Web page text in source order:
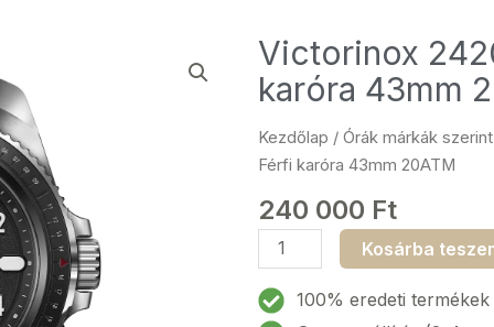
Victorinox
karóra 43mm
Kezdőlap / Órák márkák szerint
Férfi karóra 43mm 20ATM
240 000 Ft
Victorinox
242009
Journey
Kosárba
100% eredeti termékek